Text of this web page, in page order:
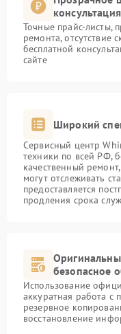
консультация
Точные прайс-листы,
ремонта, отсутствие
бесплатной
сайте
Широкий
Сервисный центр
техники по всей РФ,
качественный
могут отслеживать
предоставляется
продления срока
безопасное
Использование
аккуратная работа с
резервное
восстановление